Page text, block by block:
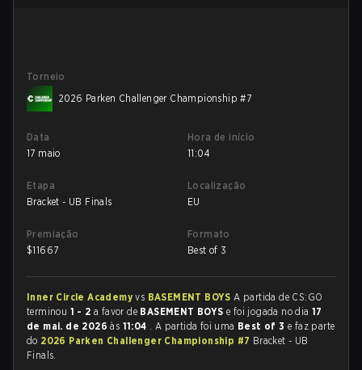
Torneio
2026 Parken Challenger Championship #7
Data
17 maio
Hora de início
11:04
Etapa
Bracket - UB Finals
Localização
EU
Premiação
$11667
Formato
Best of 3
Inner Circle Academyvs BASEMENT BOYSA partida de CS:GO
terminou 1 - 2 a favor de BASEMENT BOYSe foi jogada no dia17
de mai. de 2026às 11:04 . A partida foi uma Best of 3e faz parte
do 2026 Parken Challenger Championship #7 Bracket - UB
Finals.